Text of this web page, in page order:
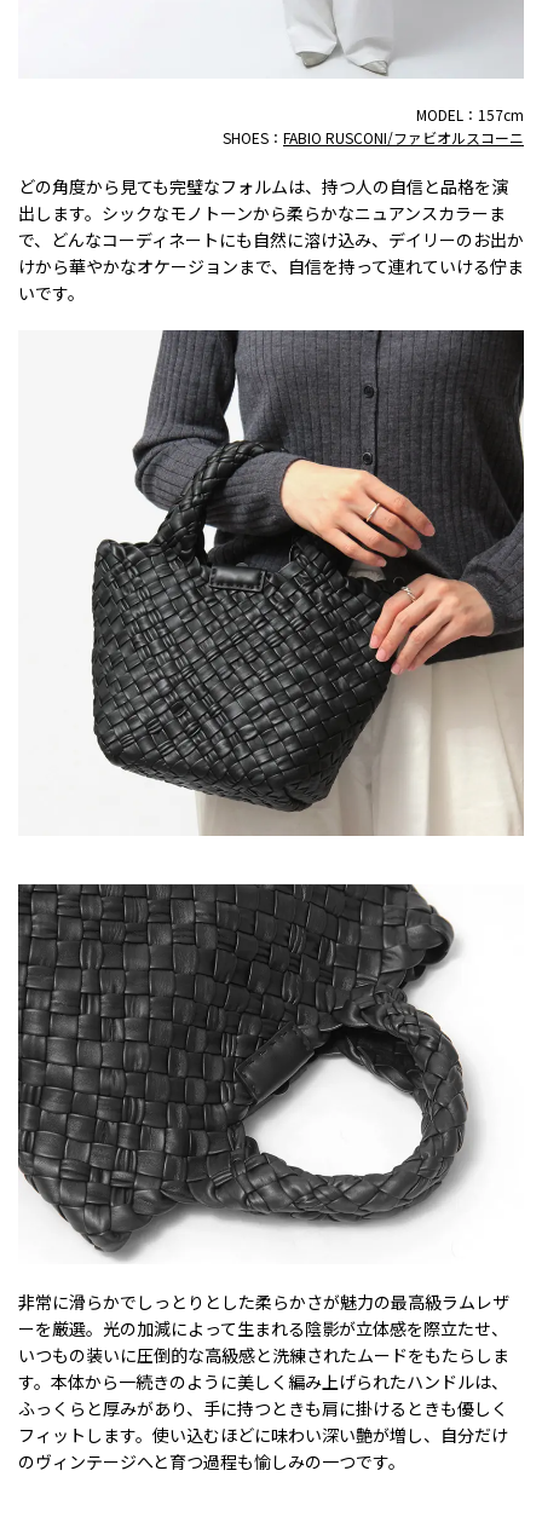
MODEL：157cm
SHOES： FABIO RUSCONI/ファビオルスコーニ
どの角度から見ても完璧なフォルムは、持つ人の自信と品格を演
出します。シックなモノトーンから柔らかなニュアンスカラーま
で、どんなコーディネートにも自然に溶け込み、デイリーのお出か
けから華やかなオケージョンまで、自信を持って連れていける佇ま
いです。
非常に滑らかでしっとりとした柔らかさが魅力の最高級ラムレザ
ーを厳選。光の加減によって生まれる陰影が立体感を際立たせ、
いつもの装いに圧倒的な高級感と洗練されたムードをもたらしま
す。本体から一続きのように美しく編み上げられたハンドルは、
ふっくらと厚みがあり、手に持つときも肩に掛けるときも優しく
フィットします。使い込むほどに味わい深い艶が増し、自分だけ
のヴィンテージへと育つ過程も愉しみの一つです。